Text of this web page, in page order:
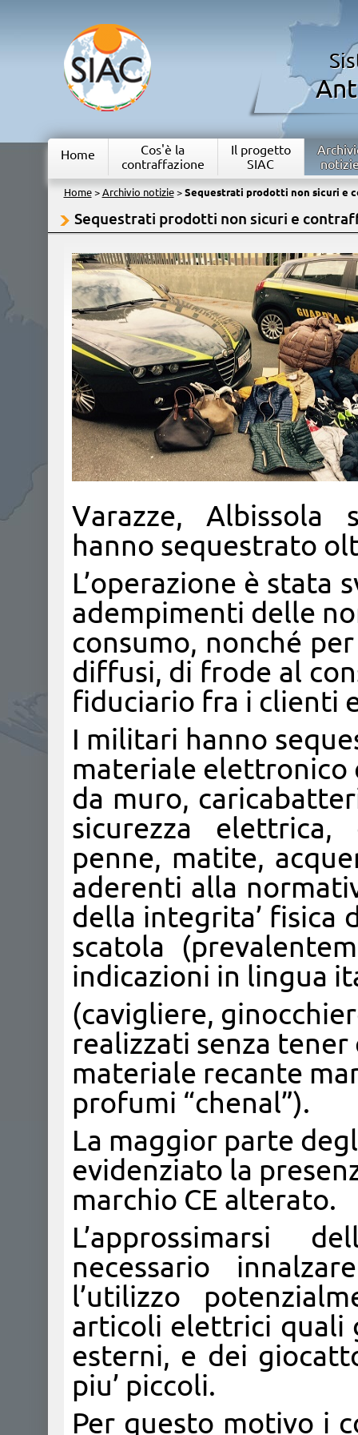
Home
Cos'è la
contraffazione
Il progetto
SIAC
Home> Archivio notizie> Sequestrati prodotti non sicuri e
Sequestrati prodotti non sicuri e
Varazze, Albissola
hanno sequestrato
L’operazione è
adempimenti delle
consumo, nonché
diffusi, di frode al
fiduciario fra i clienti
I militari hanno
materiale elettronico
da muro,
sicurezza
penne, matite,
aderenti alla
della integrita’ fisica
scatola
indicazioni in lingua
(cavigliere,
realizzati senza
materiale recante
profumi “chenal”).
La maggior parte
evidenziato la
marchio CE alterato.
L’approssimarsi
necessario
l’utilizzo
articoli elettrici quali
esterni, e dei
piu’ piccoli.
Per questo motivo i